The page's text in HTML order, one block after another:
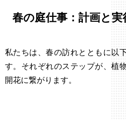
春の庭仕事：計画と実
私たちは、春の訪れとともに以
す。それぞれのステップが、植
開花に繋がります。